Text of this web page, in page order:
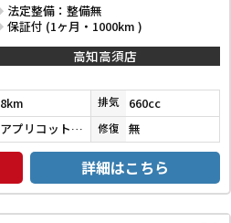
法定整備：整備無
保証付 (1ヶ月・1000km )
高知高須店
8km 排気 660cc
アプリコットピンクメタリック／シャイニングホワイトパール 修復 無
詳細はこちら